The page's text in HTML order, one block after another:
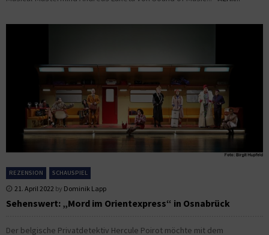
REZENSION SCHAUSPIEL
21. April 2022 by Dominik Lapp
Sehenswert: „Mord im Orientexpress“ in Osnabrück
Der belgische Privatdetektiv Hercule Poirot möchte mit dem